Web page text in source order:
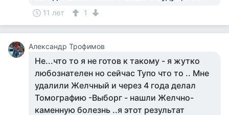
11 лет 1
Александр Трофимов
Не...что то я не готов к такому - я жутко
любознателен но сейчас Тупо что то .. Мне
удалили Желчный и через 4 года делал
Томографию -Выборг - нашли Желчно-
каменную болезнь ..я этот результат